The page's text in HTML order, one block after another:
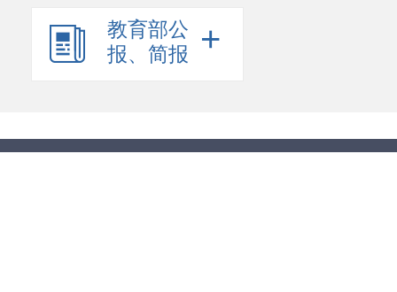
教育信息化
财务与审计
教育部公
报、简报
+